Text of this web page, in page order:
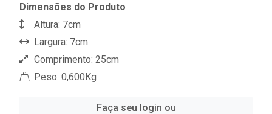
Dimensões do Produto
Altura: 7cm
Largura: 7cm
Comprimento: 25cm
Peso: 0,600Kg
Faça seu login ou